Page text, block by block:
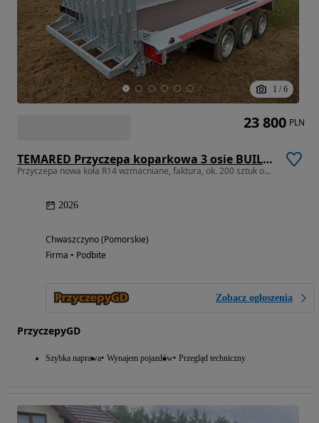
1 / 6
TEMARED Przyczepa koparkowa 3 osie BUILDER 4018 pod koparkę duża MOCNA
Przyczepa nowa koła R14 wzmacniane, faktura, ok. 200 sztuk od ręki.
2026
Chwaszczyno (Pomorskie)
Firma • Podbite
Zobacz ogłoszenia
PrzyczepyGD
Szybka naprawa Wynajem pojazdów Przegląd techniczny
23 800 PLN